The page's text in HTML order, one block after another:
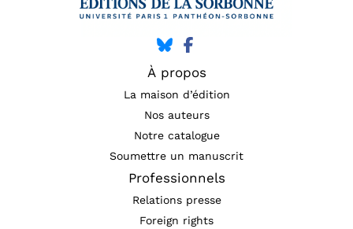
À propos
La maison d’édition
Nos auteurs
Notre catalogue
Soumettre un manuscrit
Professionnels
Relations presse
Foreign rights